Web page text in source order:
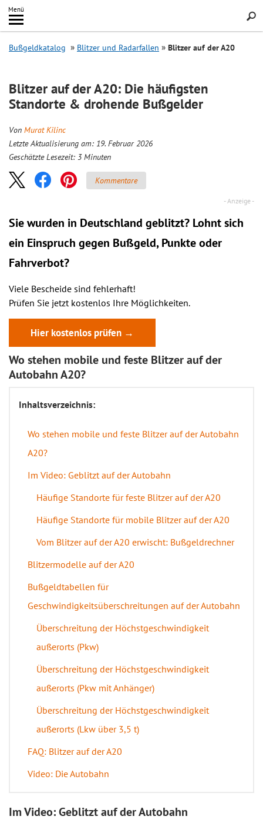
Inhalt
springen
Menü
Search
Bußgeldkatalog Blitzer und Radarfallen Blitzer auf der A20
Blitzer auf der A20: Die häufigsten
Standorte & drohende Bußgelder
Von Murat Kilinc
Letzte Aktualisierung am: 19. Februar 2026
Geschätzte Lesezeit: 3 Minuten
Kommentare
Sie wurden in Deutschland geblitzt? Lohnt sich
ein Einspruch gegen Bußgeld, Punkte oder
Fahrverbot?
Viele Bescheide sind fehlerhaft!
Prüfen Sie jetzt kostenlos Ihre Möglichkeiten.
Hier kostenlos prüfen →
Wo stehen mobile und feste Blitzer auf der
Autobahn A20?
Inhaltsverzeichnis:
Wo stehen mobile und feste Blitzer auf der Autobahn
A20?
Im Video: Geblitzt auf der Autobahn
Häufige Standorte für feste Blitzer auf der A20
Häufige Standorte für mobile Blitzer auf der A20
Vom Blitzer auf der A20 erwischt: Bußgeldrechner
Blitzermodelle auf der A20
Bußgeldtabellen für
Geschwindigkeitsüberschreitungen auf der Autobahn
Überschreitung der Höchstgeschwindigkeit
außerorts (Pkw)
Überschreitung der Höchstgeschwindigkeit
außerorts (Pkw mit Anhänger)
Überschreitung der Höchstgeschwindigkeit
außerorts (Lkw über 3,5 t)
FAQ: Blitzer auf der A20
Video: Die Autobahn
Im Video: Geblitzt auf der Autobahn